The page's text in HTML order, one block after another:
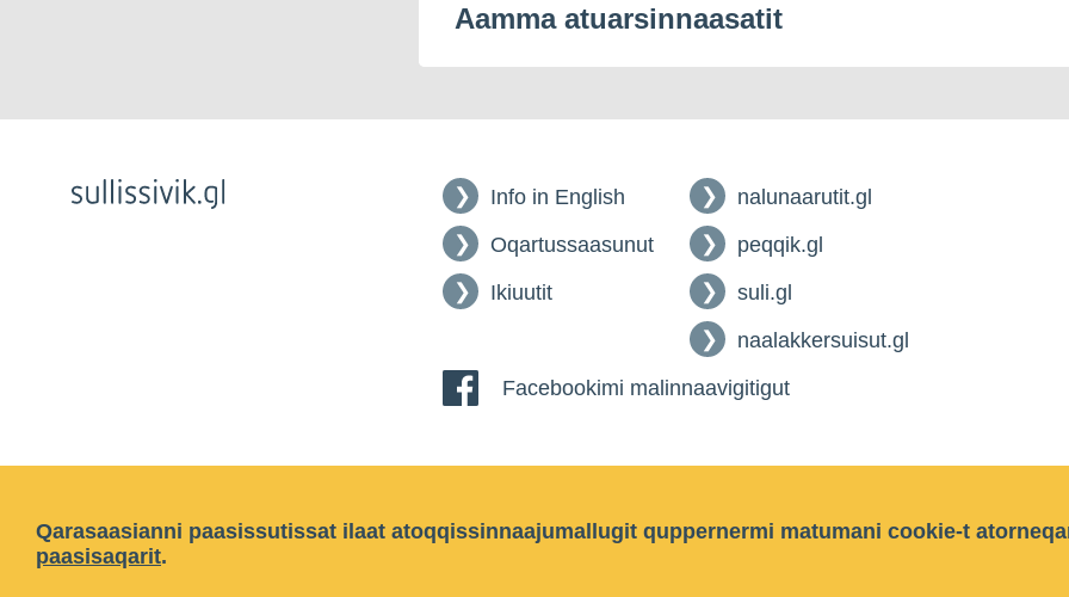
Aamma atuarsinnaasatit
Info in English
Oqartussaasunut
Ikiuutit
nalunaarutit.gl
peqqik.gl
suli.gl
naalakkersuisut.gl
Facebookimi malinnaavigitigut
Qarasaasianni paasissutissat ilaat atoqqissinnaajumallugit quppernermi matumani cookie-t
paasisaqarit.